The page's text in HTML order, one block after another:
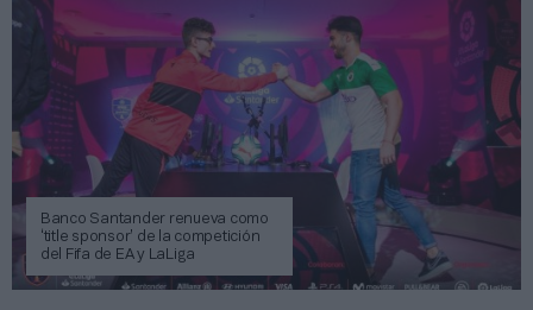
Banco Santander renueva como
‘title sponsor’ de la competición
del Fifa de EA y LaLiga